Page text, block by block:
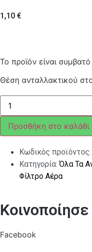
1,10 €
Το προϊόν είναι
Θέση ανταλλακτικού
ΚΟΛΑΡΟ
ΦΥΣΟΥΝΑΣ
CARNABY
ποσότητα
Προσθήκη στο καλάθι
Κωδικός προϊόντος:
Κατηγορία:Όλα Τα
Φίλτρο Αέρα
Facebook